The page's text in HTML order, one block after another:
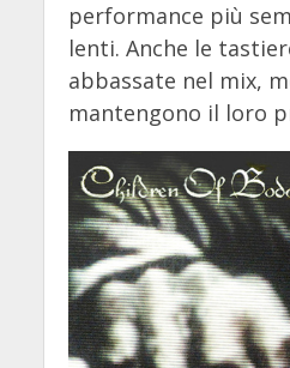
performance più
lenti. Anche le
abbassate nel mix,
mantengono il loro